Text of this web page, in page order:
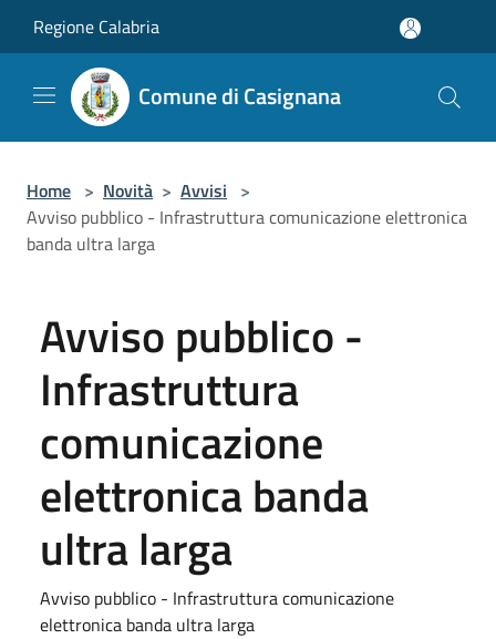
Regione Calabria
Comune di Casignana
Home > Novità > Avvisi >
Avviso pubblico - Infrastruttura comunicazione elettronica
banda ultra larga
Avviso pubblico -
Infrastruttura
comunicazione
elettronica banda
ultra larga
Avviso pubblico - Infrastruttura comunicazione
elettronica banda ultra larga